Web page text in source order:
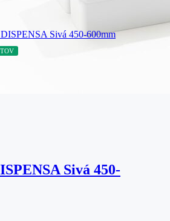
Sivá 450-